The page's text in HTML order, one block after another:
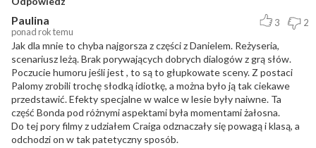
Paulina
ponad rok temu
3 2
Jak dla mnie to chyba najgorsza z części z Danielem. Reżyseria,
scenariusz leżą. Brak porywających dobrych dialogów z grą słów.
Poczucie humoru jeśli jest , to są to głupkowate sceny. Z postaci
Palomy zrobili trochę słodką idiotkę, a można było ją tak ciekawe
przedstawić. Efekty specjalne w walce w lesie były naiwne. Ta
część Bonda pod różnymi aspektami była momentami żałosna.
Do tej pory filmy z udziałem Craiga odznaczały się powagą i klasą, a
odchodzi on w tak patetyczny sposób.